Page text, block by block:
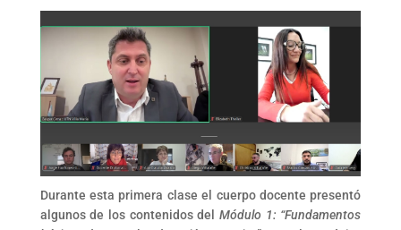
Durante esta primera clase el cuerpo docente presentó
algunos de los contenidos del
Módulo 1: “Fundamentos